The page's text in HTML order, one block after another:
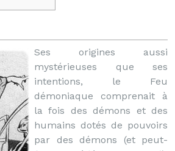
Ses origines aussi
mystérieuses que ses
intentions, le Feu
démoniaque comprenait à
la fois des démons et des
humains dotés de pouvoirs
par des démons (et peut-